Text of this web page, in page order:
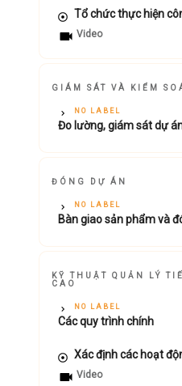
Tổ chức thực hiện
Video
GIÁM SÁT VÀ KIỂM
NO LABEL
Đo lường, giám sát dự
ĐÓNG DỰ ÁN
NO LABEL
Bàn giao sản phẩm và
KỸ THUẬT QUẢN LÝ
CAO
NO LABEL
Các quy trình chính
Xác định các hoạt
Video